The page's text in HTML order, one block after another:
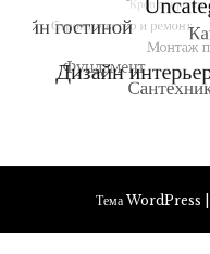
Тема WordPress